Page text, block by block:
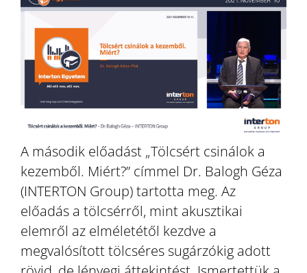
A második előadást „Tölcsért csinálok a
kezemből. Miért?” címmel Dr. Balogh Géza
(INTERTON Group) tartotta meg. Az
előadás a tölcsérről, mint akusztikai
elemről az elméletétől kezdve a
megvalósított tölcséres sugárzókig adott